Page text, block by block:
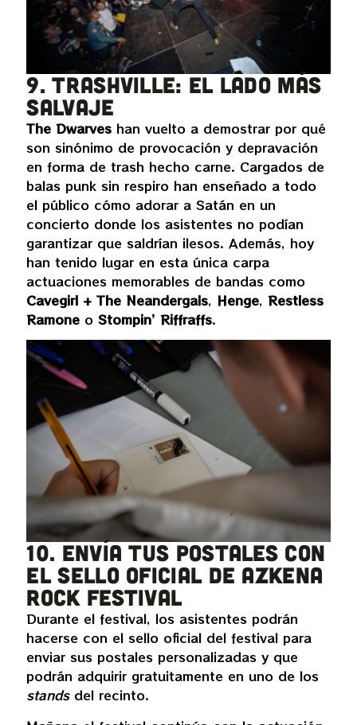
9. Trashville: el lado más
salvaje
The Dwarves han vuelto a demostrar por qué
son sinónimo de provocación y depravación
en forma de trash hecho carne. Cargados de
balas punk sin respiro han enseñado a todo
el público cómo adorar a Satán en un
concierto donde los asistentes no podían
garantizar que saldrían ilesos. Además, hoy
han tenido lugar en esta única carpa
actuaciones memorables de bandas como
Cavegirl + The Neandergals, Henge,Restless
Ramone oStompin’ Riffraffs.
10. Envía tus postales con
el sello oficial de Azkena
Rock Festival
Durante el festival, los asistentes podrán
hacerse con el sello oficial del festival para
enviar sus postales personalizadas y que
podrán adquirir gratuitamente en uno de los
standsdel recinto.